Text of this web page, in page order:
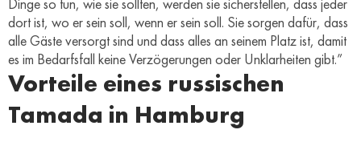
dort ist, wo er sein soll, wenn er sein soll. Sie sorgen dafür, dass
alle Gäste versorgt sind und dass alles an seinem Platz ist, damit
es im Bedarfsfall keine Verzögerungen oder Unklarheiten gibt.”
Vorteile eines russischen
Tamada in Hamburg